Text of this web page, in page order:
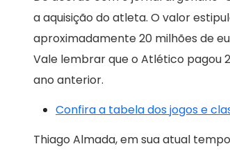
a aquisição do atleta. O valor
aproximadamente 20 milhões de
Vale lembrar que o Atlético pagou
ano anterior.
Confira a tabela dos jogos e
Thiago Almada, em sua atual